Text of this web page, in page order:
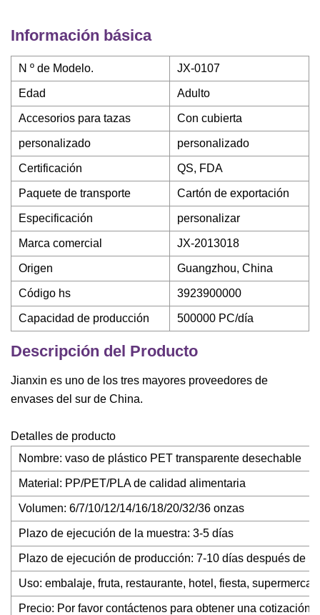
Información básica
N º de Modelo. JX-0107
Edad Adulto
Accesorios para tazas Con cubierta
personalizado personalizado
Certificación QS, FDA
Paquete de transporte Cartón de exportación
Especificación personalizar
Marca comercial JX-2013018
Origen Guangzhou, China
Código hs 3923900000
Capacidad de producción 500000 PC/día
Descripción del Producto
Jianxin es uno de los tres mayores proveedores de
envases del sur de China.
Detalles de producto
Nombre: vaso de plástico PET transparente desechable
Material: PP/PET/PLA de calidad alimentaria
Volumen: 6/7/10/12/14/16/18/20/32/36 onzas
Plazo de ejecución de la muestra: 3-5 días
Plazo de ejecución de producción: 7-10 días después de
Uso: embalaje, fruta, restaurante, hotel, fiesta,
Precio: Por favor contáctenos para obtener una cotización